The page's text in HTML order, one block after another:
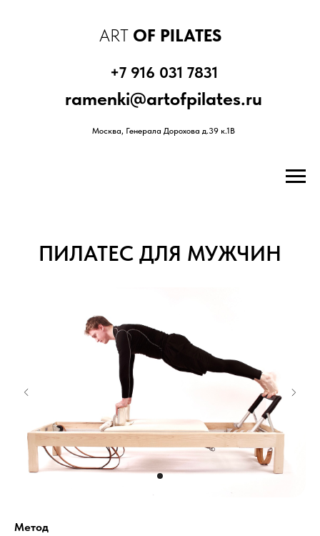
ART OF PILATES
+7 916 031 7831
ramenki@artofpilates.ru
Москва, Генерала Дорохова д.39 к.1В
ПИЛАТЕС ДЛЯ МУЖЧИН
Метод